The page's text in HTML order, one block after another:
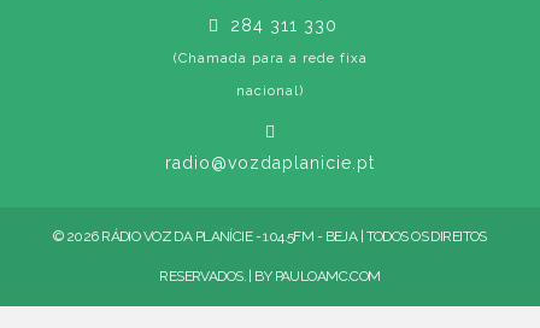
284 311 330
(Chamada para a rede fixa
nacional)
radio@vozdaplanicie.pt
© 2026 RÁDIO VOZ DA PLANÍCIE - 104.5FM - BEJA | TODOS OS DIREITOS
RESERVADOS. | BY PAULOAMC.COM